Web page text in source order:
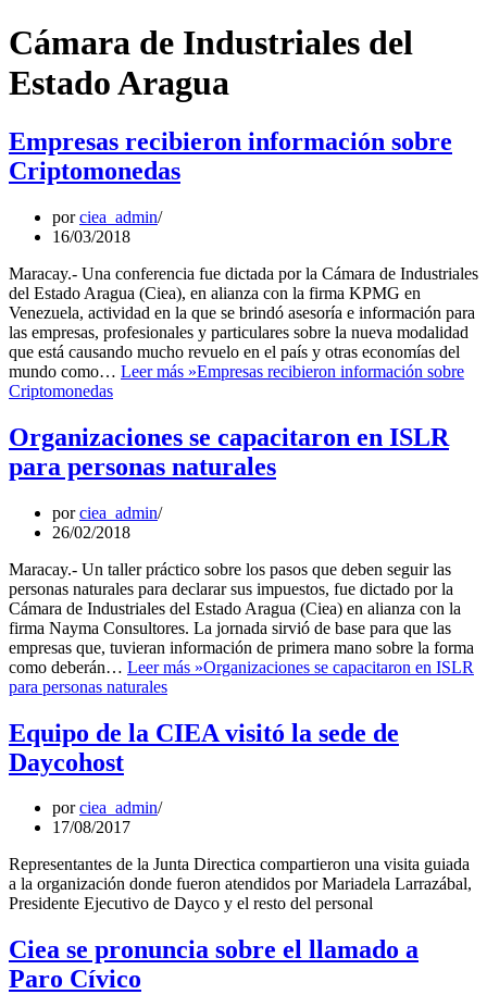
Cámara de Industriales del
Estado Aragua
Empresas recibieron información sobre
Criptomonedas
porciea_admin
16/03/2018
Maracay.- Una conferencia fue dictada por la Cámara de Industriales
del Estado Aragua (Ciea), en alianza con la firma KPMG en
Venezuela, actividad en la que se brindó asesoría e información para
las empresas, profesionales y particulares sobre la nueva modalidad
que está causando mucho revuelo en el país y otras economías del
mundo como… Leer más »Empresas recibieron información sobre
Criptomonedas
Organizaciones se capacitaron en ISLR
para personas naturales
porciea_admin
26/02/2018
Maracay.- Un taller práctico sobre los pasos que deben seguir las
personas naturales para declarar sus impuestos, fue dictado por la
Cámara de Industriales del Estado Aragua (Ciea) en alianza con la
firma Nayma Consultores. La jornada sirvió de base para que las
empresas que, tuvieran información de primera mano sobre la forma
como deberán… Leer más »Organizaciones se capacitaron en ISLR
para personas naturales
Equipo de la CIEA visitó la sede de
Daycohost
porciea_admin
17/08/2017
Representantes de la Junta Directica compartieron una visita guiada
a la organización donde fueron atendidos por Mariadela Larrazábal,
Presidente Ejecutivo de Dayco y el resto del personal
Ciea se pronuncia sobre el llamado a
Paro Cívico